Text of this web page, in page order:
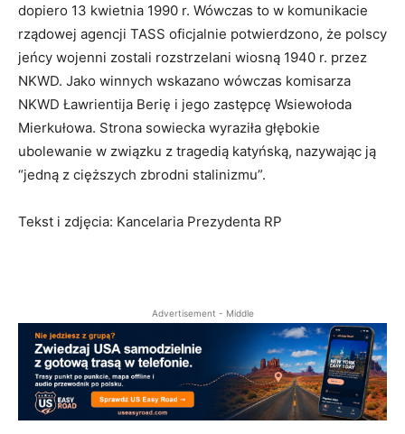
dopiero 13 kwietnia 1990 r. Wówczas to w komunikacie
rządowej agencji TASS oficjalnie potwierdzono, że polscy
jeńcy wojenni zostali rozstrzelani wiosną 1940 r. przez
NKWD. Jako winnych wskazano wówczas komisarza
NKWD Ławrientija Berię i jego zastępcę Wsiewołoda
Mierkułowa. Strona sowiecka wyraziła głębokie
ubolewanie w związku z tragedią katyńską, nazywając ją
“jedną z cięższych zbrodni stalinizmu”.
Tekst i zdjęcia: Kancelaria Prezydenta RP
Advertisement - Middle